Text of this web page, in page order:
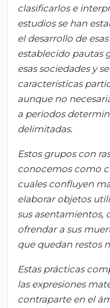
clasificarlos e
estudios se han
el desarrollo de
establecido pautas
esas sociedades y
características
aunque no
a periodos
delimitadas.
Estos grupos con
conocemos como
cuales confluyen
elaborar objetos
sus asentamientos,
ofrendar a sus
que quedan restos
Estas prácticas
las expresiones
contraparte en el